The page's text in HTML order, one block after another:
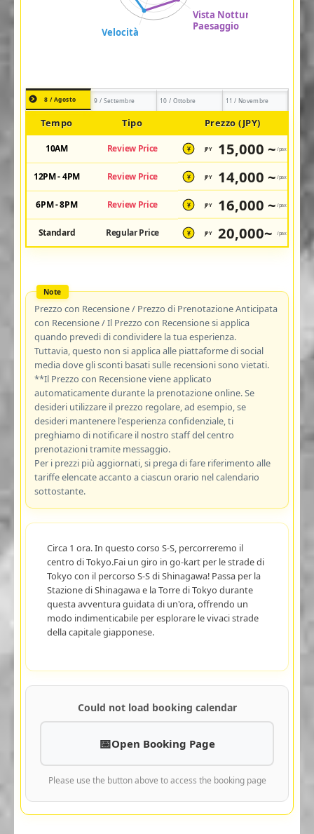
8 / Agosto 9 / Settembre 10 / Ottobre 11 / Novembre
Tempo Tipo Prezzo (JPY)
10AM Review Price ¥ JPY 15,000 ~ /pax
12PM - 4PM Review Price ¥ JPY 14,000 ~ /pax
6PM - 8PM Review Price ¥ JPY 16,000 ~ /pax
Standard Regular Price ¥ JPY 20,000~ /pax
Prezzo con Recensione / Prezzo di Prenotazione Anticipata
con Recensione / Il Prezzo con Recensione si applica
quando prevedi di condividere la tua esperienza.
Tuttavia, questo non si applica alle piattaforme di social
media dove gli sconti basati sulle recensioni sono vietati.
**Il Prezzo con Recensione viene applicato
automaticamente durante la prenotazione online. Se
desideri utilizzare il prezzo regolare, ad esempio, se
desideri mantenere l'esperienza confidenziale, ti
preghiamo di notificare il nostro staff del centro
prenotazioni tramite messaggio.
Per i prezzi più aggiornati, si prega di fare riferimento alle
tariffe elencate accanto a ciascun orario nel calendario
sottostante.
Circa 1 ora. In questo corso S-S, percorreremo il
centro di Tokyo.Fai un giro in go-kart per le strade di
Tokyo con il percorso S-S di Shinagawa! Passa per la
Stazione di Shinagawa e la Torre di Tokyo durante
questa avventura guidata di un'ora, offrendo un
modo indimenticabile per esplorare le vivaci strade
della capitale giapponese.
Could not load booking calendar
Open Booking Page
Please use the button above to access the booking page